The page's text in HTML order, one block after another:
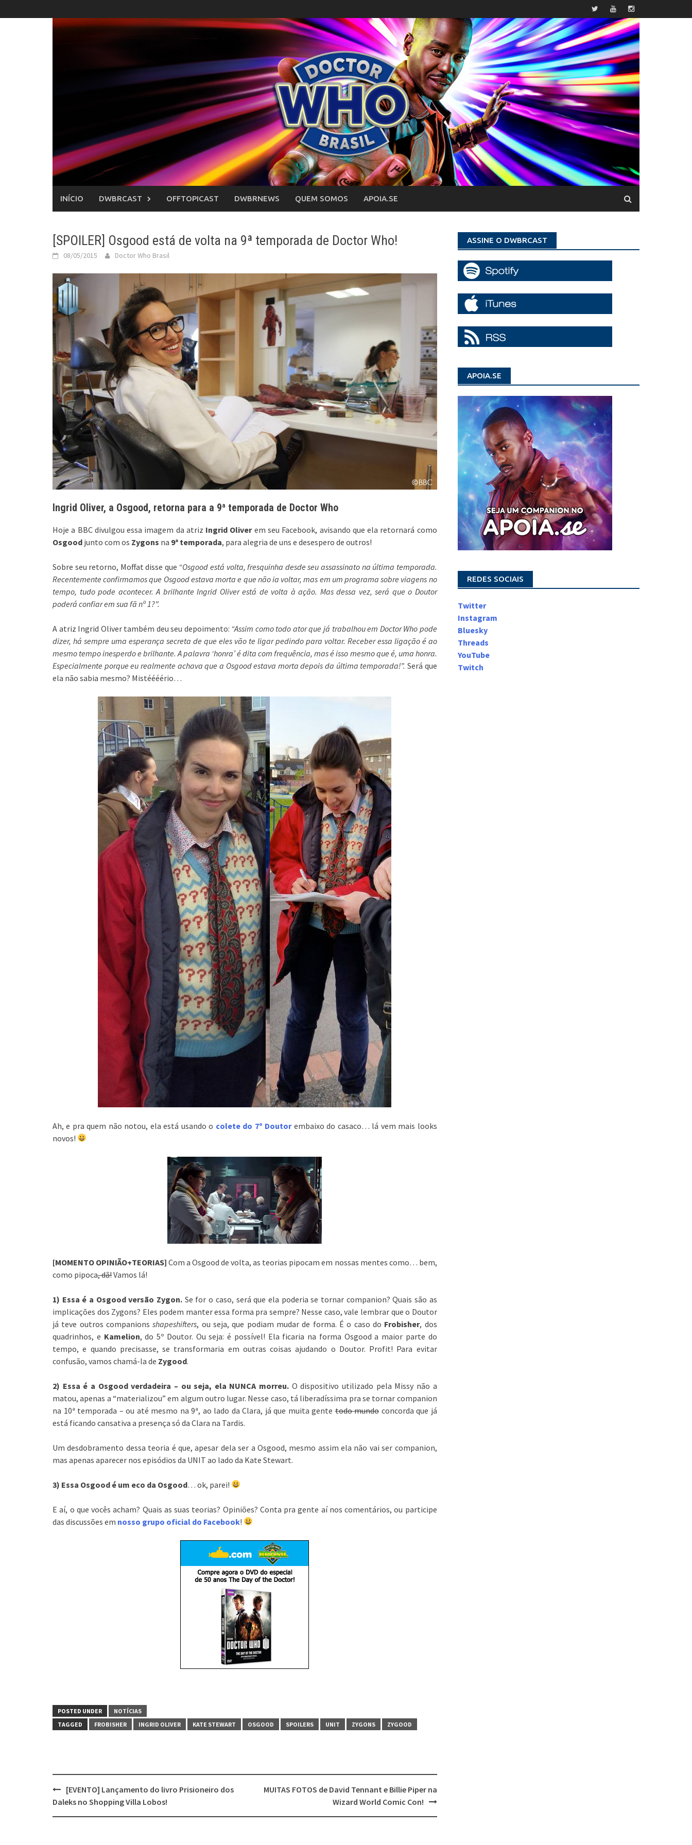
to
INÍCIO DWBRCAST OFFTOPICAST DWBRNEWS QUEM SOMOS APOIA.SE
[SPOILER] Osgood está de volta na 9ª temporada de Doctor Who!
08/05/2015 Doctor Who Brasil
Ingrid Oliver, a Osgood, retorna para a 9ª temporada de Doctor Who
Hoje a BBC divulgou essa imagem da atriz Ingrid Oliverem seu Facebook, avisando que ela retornará como
Osgood junto com os Zygons na 9ª temporada, para alegria de uns e desespero de outros!
Sobre seu retorno, Moffat disse que “Osgood está volta, fresquinha desde seu assassinato na última temporada.
Recentemente confirmamos que Osgood estava morta e que não ia voltar, mas em um programa sobre viagens no
tempo, tudo pode acontecer. A brilhante Ingrid Oliver está de volta à ação. Mas dessa vez, será que o Doutor
poderá confiar em sua fã nº 1?”.
A atriz Ingrid Oliver também deu seu depoimento: “Assim como todo ator que já trabalhou em Doctor Who pode
dizer, há sempre uma esperança secreta de que eles vão te ligar pedindo para voltar. Receber essa ligação é ao
mesmo tempo inesperdo e brilhante. A palavra ‘honra’ é dita com frequência, mas é isso mesmo que é, uma honra.
Especialmente porque eu realmente achava que a Osgood estava morta depois da última temporada!”. Será que
ela não sabia mesmo? Mistéééério…
Ah, e pra quem não notou, ela está usando o colete do 7º Doutorembaixo do casaco… lá vem mais looks
novos!
[MOMENTO OPINIÃO+TEORIAS] Com a Osgood de volta, as teorias pipocam em nossas mentes como… bem,
como pipoca, dã!Vamos lá!
1) Essa é a Osgood versão Zygon. Se for o caso, será que ela poderia se tornar companion? Quais são as
implicações dos Zygons? Eles podem manter essa forma pra sempre? Nesse caso, vale lembrar que o Doutor
já teve outros companionsshapeshifters, ou seja, que podiam mudar de forma. É o caso do Frobisher, dos
quadrinhos, e Kamelion, do 5º Doutor. Ou seja: é possível! Ela ficaria na forma Osgood a maior parte do
tempo, e quando precisasse, se transformaria em outras coisas ajudando o Doutor. Profit! Para evitar
confusão, vamos chamá-la de Zygood.
2) Essa é a Osgood verdadeira – ou seja, ela NUNCA morreu. O dispositivo utilizado pela Missy não a
matou, apenas a “materializou” em algum outro lugar. Nesse caso, tá liberadíssima pra se tornar companion
na 10ª temporada – ou até mesmo na 9ª, ao lado da Clara, já que muita gentetodo mundoconcorda que já
está ficando cansativa a presença só da Clara na Tardis.
Um desdobramento dessa teoria é que, apesar dela ser a Osgood, mesmo assim ela não vai ser companion,
mas apenas aparecer nos episódios da UNIT ao lado da Kate Stewart.
3) Essa Osgood é um eco da Osgood… ok, parei!
E aí, o que vocês acham? Quais as suas teorias? Opiniões? Conta pra gente aí nos comentários, ou participe
das discussões em nosso grupo oficial do Facebook!
POSTED UNDER
NOTÍCIAS
TAGGED
FROBISHER INGRID OLIVER KATE STEWART OSGOOD SPOILERS UNIT ZYGONS ZYGOOD
Post
navigation
[EVENTO] Lançamento do livro Prisioneiro dos
Daleks no Shopping Villa Lobos!
MUITAS FOTOS de David Tennant e Billie Piper na
Wizard World Comic Con!
ASSINE O DWBRCAST
APOIA.SE
REDES SOCIAIS
Twitter
Instagram
Bluesky
Threads
YouTube
Twitch